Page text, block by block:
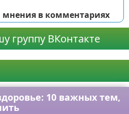
в комментариях
группу ВКонтакте
10 важных тем,